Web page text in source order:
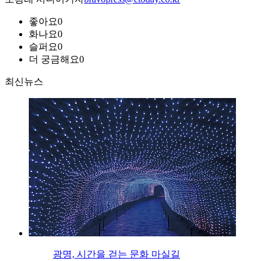
좋아요0
화나요0
슬퍼요0
더 궁금해요0
최신뉴스
광명, 시간을 걷는 문화 마실길